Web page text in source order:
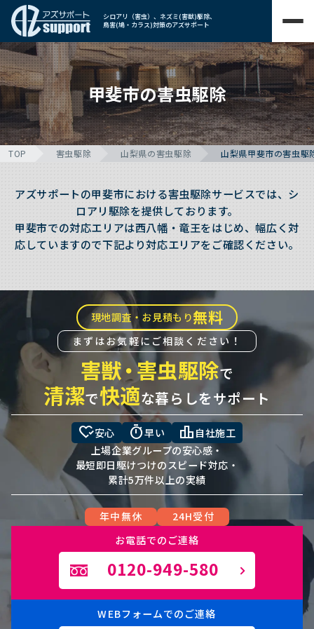
シロアリ（害虫）、ネズミ(害獣)駆除、
鳥害(鳩・カラス)対策のアズサポート
甲斐市の害虫駆除
TOP 害虫駆除 山梨県の害虫駆除 山梨県甲斐市の害虫駆
アズサポートの甲斐市における害虫駆除サービスでは、シ
ロアリ駆除を提供しております。
甲斐市での対応エリアは西八幡・竜王をはじめ、幅広く対
応していますので下記より対応エリアをご確認ください。
現地調査・お見積もり無料
まずはお気軽にご相談ください！
害獣・害虫駆除で
清潔で快適な暮らしをサポート
heart_check安心 timer早い leaderboard 自社施工
上場企業グループの安心感・
最短即日駆けつけのスピード対応・
累計5万件以上の実績
年中無休
24H受付
お電話でのご連絡
0120-949-580
WEBフォームでのご連絡